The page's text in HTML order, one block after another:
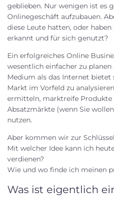
geblieben. Nur wenigen ist es
Onlinegeschäft aufzubauen.
diese Leute hatten, oder
erkannt und für sich genutzt?
Ein erfolgreiches Online
wesentlich einfacher zu planen
Medium als das Internet
Markt im Vorfeld zu
ermitteln, marktreife
Absatzmärkte (wenn Sie
nutzen.
Aber kommen wir zur
Mit welcher Idee kann ich
verdienen?
Wie und wo finde ich meinen
Was ist eigentlich